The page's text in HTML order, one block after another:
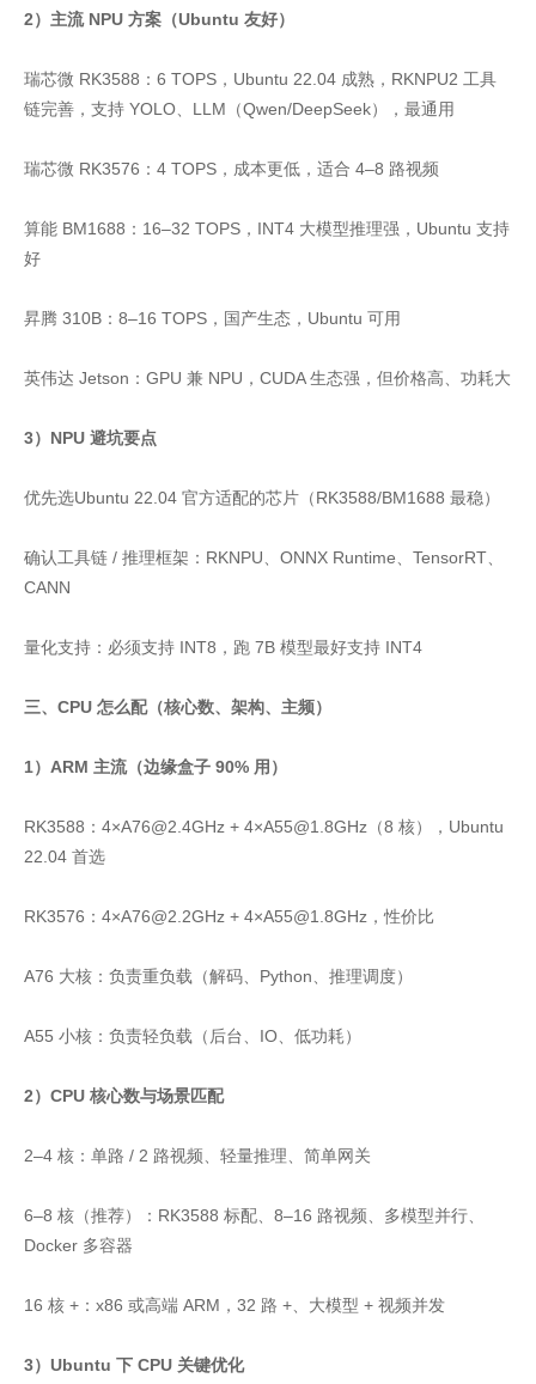
2）主流 NPU 方案（Ubuntu 友好）
瑞芯微 RK3588：6 TOPS，Ubuntu 22.04 成熟，RKNPU2 工具
链完善，支持 YOLO、LLM（Qwen/DeepSeek），最通用
瑞芯微 RK3576：4 TOPS，成本更低，适合 4–8 路视频
算能 BM1688：16–32 TOPS，INT4 大模型推理强，Ubuntu 支持
好
昇腾 310B：8–16 TOPS，国产生态，Ubuntu 可用
英伟达 Jetson：GPU 兼 NPU，CUDA 生态强，但价格高、功耗大
3）NPU 避坑要点
优先选Ubuntu 22.04 官方适配的芯片（RK3588/BM1688 最稳）
确认工具链 / 推理框架：RKNPU、ONNX Runtime、TensorRT、
CANN
量化支持：必须支持 INT8，跑 7B 模型最好支持 INT4
三、CPU 怎么配（核心数、架构、主频）
1）ARM 主流（边缘盒子 90% 用）
RK3588：4×A76@2.4GHz + 4×A55@1.8GHz（8 核），Ubuntu
22.04 首选
RK3576：4×A76@2.2GHz + 4×A55@1.8GHz，性价比
A76 大核：负责重负载（解码、Python、推理调度）
A55 小核：负责轻负载（后台、IO、低功耗）
2）CPU 核心数与场景匹配
2–4 核：单路 / 2 路视频、轻量推理、简单网关
6–8 核（推荐）：RK3588 标配、8–16 路视频、多模型并行、
Docker 多容器
16 核 +：x86 或高端 ARM，32 路 +、大模型 + 视频并发
3）Ubuntu 下 CPU 关键优化